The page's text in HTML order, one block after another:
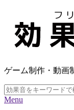
ゲーム制作・動画
Menu